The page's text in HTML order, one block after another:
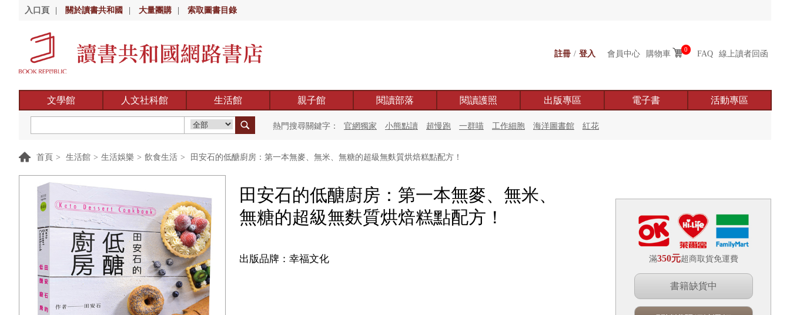
入口頁 關於讀書共和國 大量團購 索取圖書目錄
註冊 / 登入 會員中心 購物車 0 FAQ 線上讀者回函
文學館 人文社科館 生活館 親子館 閱讀部落 閱讀護照 出版專區 電子書 活動專區
熱門搜尋關鍵字： 官網獨家 小熊點讀 超慢跑 一群喵 工作細胞 海洋圖書館 紅花
首頁 > 生活館 > 生活娛樂 > 飲食生活 > 田安石的低醣廚房：第一本無麥、無米、無糖的超級無麩質烘焙糕點配方！
田安石的低醣廚房：第一本無麥、無米、
無糖的超級無麩質烘焙糕點配方！
出版品牌：幸福文化 滿350元超商取貨免運費
書籍缺貨中